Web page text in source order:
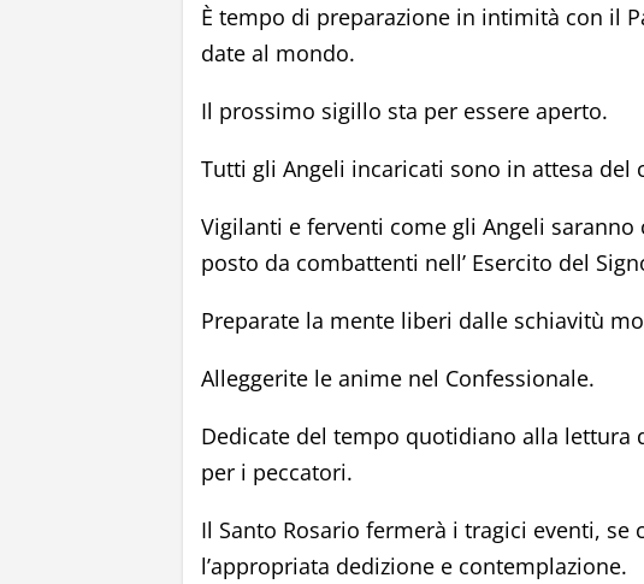
È tempo di preparazione in intimità con il
date al mondo.
Il prossimo sigillo sta per essere aperto.
Tutti gli Angeli incaricati sono in attesa del
Vigilanti e ferventi come gli Angeli
posto da combattenti nell’ Esercito del
Preparate la mente liberi dalle schiavitù
Alleggerite le anime nel Confessionale.
Dedicate del tempo quotidiano alla lettura
per i peccatori.
Il Santo Rosario fermerà i tragici eventi, se
l’appropriata dedizione e contemplazione.